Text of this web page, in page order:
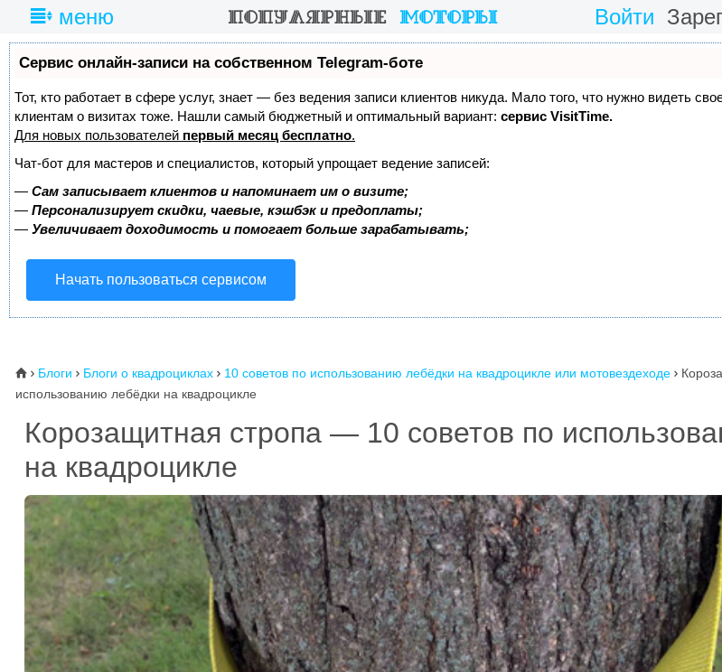
меню Войти
Сервис онлайн-записи на собственном Telegram-боте
Тот, кто работает в сфере услуг, знает — без ведения записи клиентов никуда. Мало того, что нужно видеть
клиентам о визитах тоже. Нашли самый бюджетный и оптимальный вариант: сервис VisitTime.
Для новых пользователей первый месяц бесплатно.
Чат-бот для мастеров и специалистов, который упрощает ведение записей:
— Сам записывает клиентов и напоминает им о визите;
— Персонализирует скидки, чаевые, кэшбэк и предоплаты;
— Увеличивает доходимость и помогает больше зарабатывать;
Начать пользоваться сервисом
⌂  Блоги  Блоги о квадроциклах  10 советов по использованию лебёдки на квадроцикле или мотовездеходе 
использованию лебёдки на квадроцикле
Корозащитная стропа — 10 советов по
на квадроцикле